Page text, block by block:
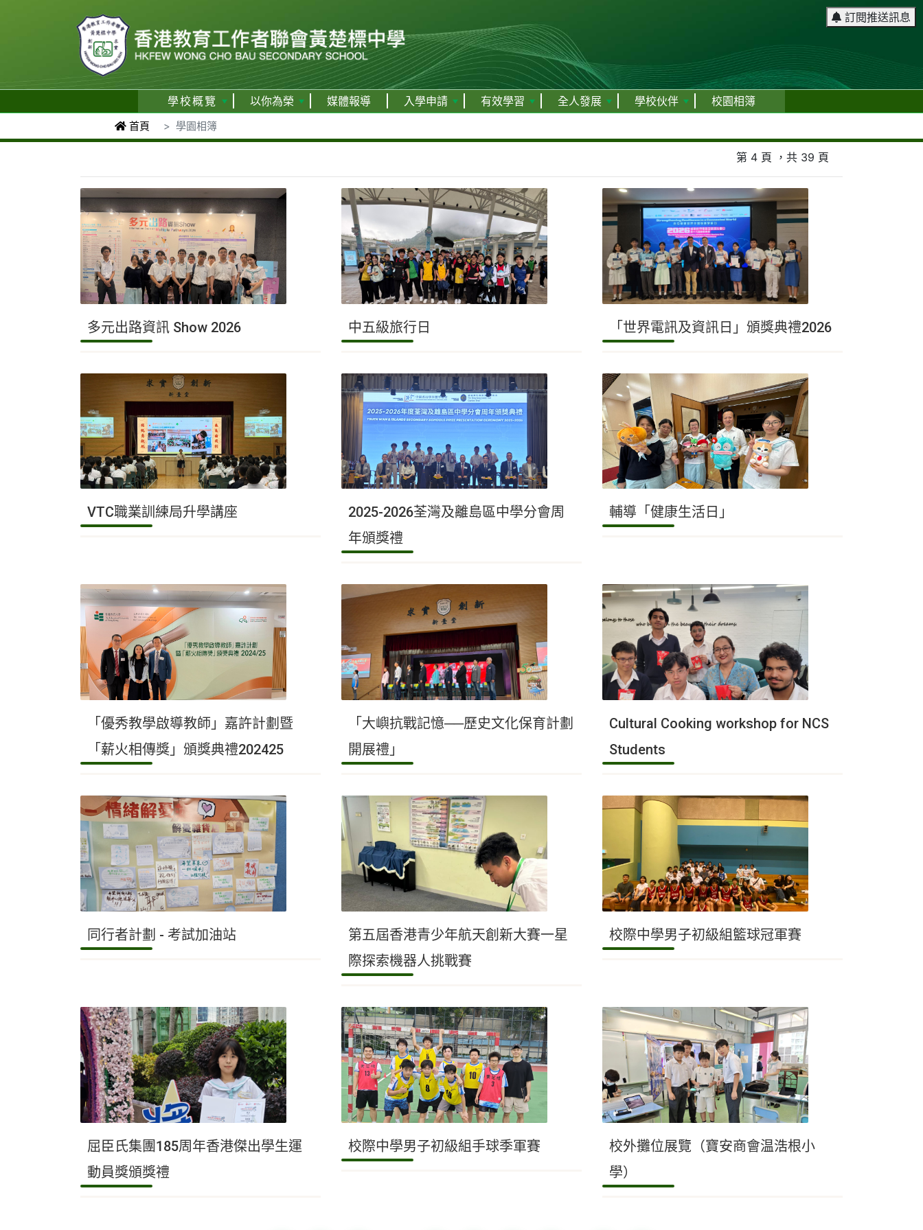
訂閱推送訊息
學校概覽 以你為榮 媒體報導 入學申請 有效學習 全人發展 學校伙伴 校園相簿
首頁 學園相簿
第 4 頁 ，共 39 頁
多元出路資訊 Show 2026 中五級旅行日 「世界電訊及資訊日」頒獎典禮2026
VTC職業訓練局升學講座
2025-2026荃灣及離島區中學分會周
年頒獎禮
輔導「健康生活日」
「優秀教學啟導教師」嘉許計劃暨
「薪火相傳獎」頒獎典禮202425
「大嶼抗戰記憶──歷史文化保育計劃
開展禮」
Cultural Cooking workshop for NCS
Students
同行者計劃 - 考試加油站
第五屆香港青少年航天創新大賽一星
際探索機器人挑戰賽
校際中學男子初級組籃球冠軍賽
屈臣氏集團185周年香港傑出學生運
動員獎頒獎禮
校際中學男子初級組手球季軍賽
校外攤位展覽（寶安商會温浩根小
學）